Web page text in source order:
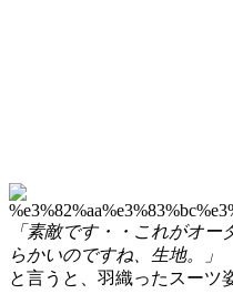
「素敵です・・これがオ
らかいのですね、生地。」
と言うと、羽織ったスーツ